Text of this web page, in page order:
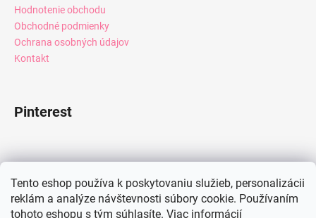
Tento eshop používa k poskytovaniu služieb, personalizácii
reklám a analýze návštevnosti súbory cookie. Používaním
tohoto eshopu s tým súhlasíte. Viac informácií
Hodnotenie obchodu
Obchodné podmienky
Ochrana osobných údajov
Kontakt
Pinterest